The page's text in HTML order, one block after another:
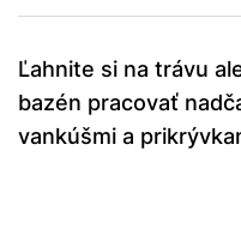
Ľahnite si na trávu
bazén pracovať
vankúšmi a